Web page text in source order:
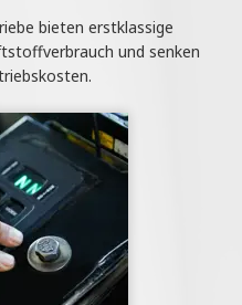
bieten erstklassige
und senken